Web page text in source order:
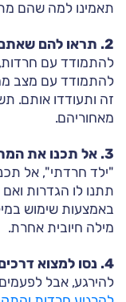
תאמינו למה שהם
2. תראו להם שאתם מכירים במאמץ
להתמודד עם
להתמודד עם מצב
זה ותעודדו אותם.
מאחוריהם.
3. אל תכנו את המתבגרים בשמות
"ילד חרדתי", אל
תתנו לו הגדרות
באמצעות שימוש
מילה חיובית אחרת.
4. נסו למצוא דרכים להירגע
להירגע, אבל